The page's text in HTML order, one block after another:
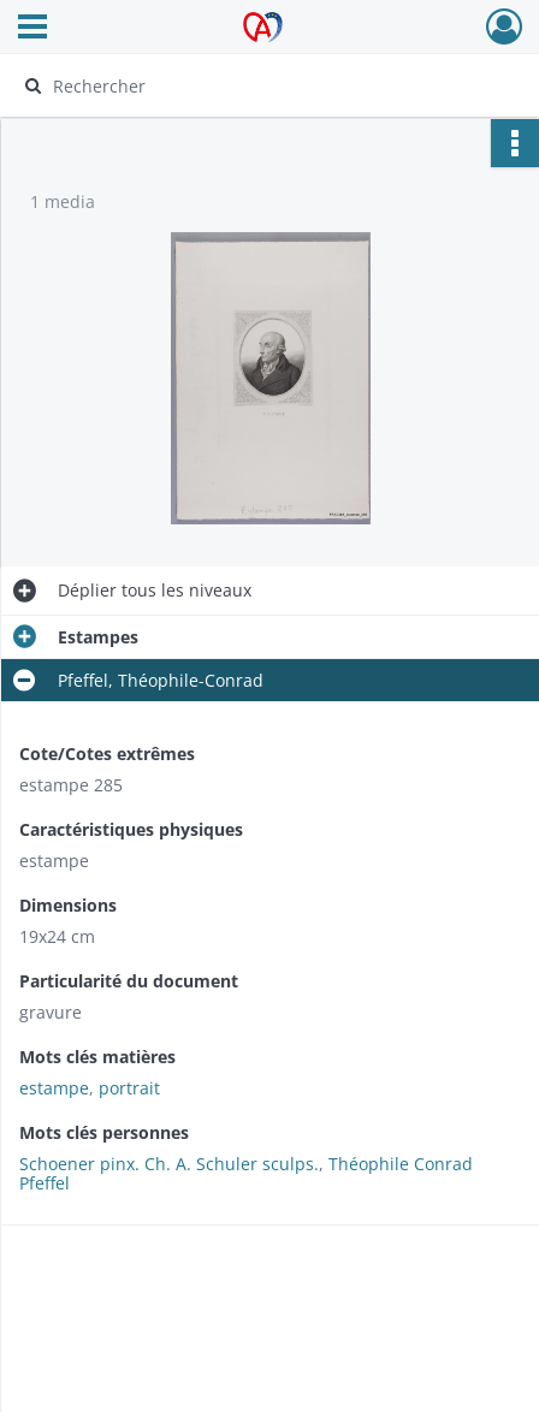
Archives Alsace - Colmar
Ouvrir le menu déroulant
1 media
Déplier tous les niveaux
Estampes
Pfeffel, Théophile-Conrad
Cote/Cotes extrêmes
estampe 285
Caractéristiques physiques
estampe
Dimensions
19x24 cm
Particularité du document
gravure
Mots clés matières
estampe, portrait
Mots clés personnes
Schoener pinx. Ch. A. Schuler sculps., Théophile Conrad
Pfeffel